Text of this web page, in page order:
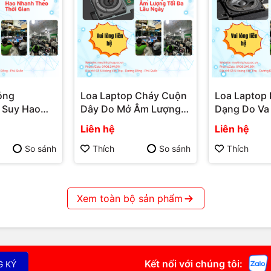
Dương Đông, TP. Phú Quốc, Kiên Giang
Hao
Thời Gian
Chữa
| Máy
| Vi Tính
So sánh
Loa Laptop Cháy Cuộn
Dây Do Mở Âm Lượng
Tối Đa Lâu Ngày – Dịch
Vụ Sửa Chữa Laptop
Phú Quốc | Máy Tính
Phú Quốc | Vi Tính Hải
Liên hệ
Thích So sánh
Loa Laptop
Dạng Do
Khung –
Chữa
| Máy Tính
Vi Tính Hải
Liên hệ
Thích
Xem toàn bộ sản phẩm
KÝ Kết nối với chúng tôi: